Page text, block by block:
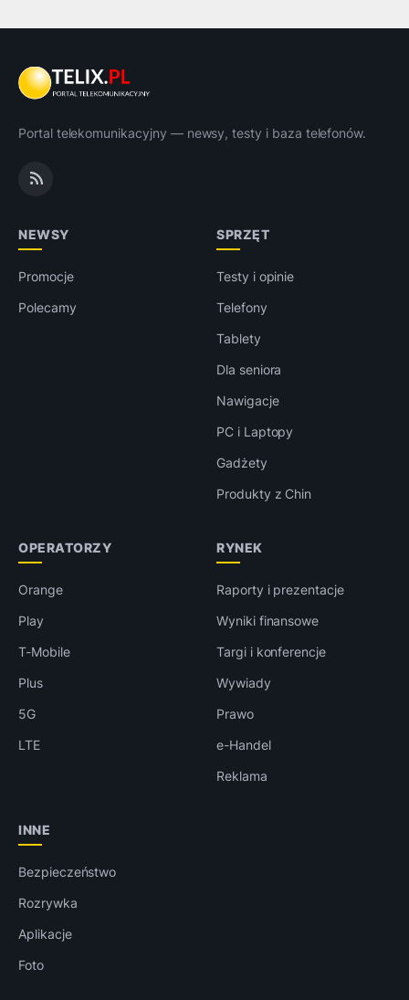
Portal telekomunikacyjny — newsy, testy i baza telefonów.
NEWSY
Promocje
Polecamy
SPRZĘT
Testy i opinie
Telefony
Tablety
Dla seniora
Nawigacje
PC i Laptopy
Gadżety
Produkty z Chin
OPERATORZY
Orange
Play
T-Mobile
Plus
5G
LTE
RYNEK
Raporty i prezentacje
Wyniki finansowe
Targi i konferencje
Wywiady
Prawo
e-Handel
Reklama
INNE
Bezpieczeństwo
Rozrywka
Aplikacje
Foto